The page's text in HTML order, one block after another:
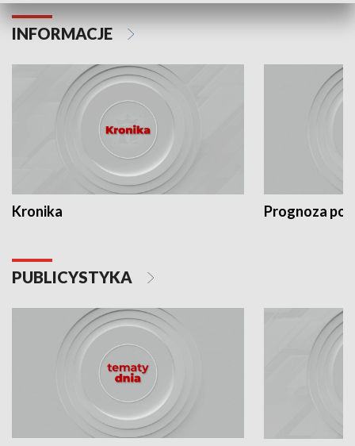
INFORMACJE
Kronika Prognoza
PUBLICYSTYKA